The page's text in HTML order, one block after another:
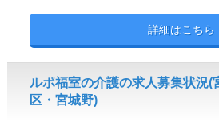
詳細はこちら
ルポ福室の介護の求人募集状況(
区・宮城野)